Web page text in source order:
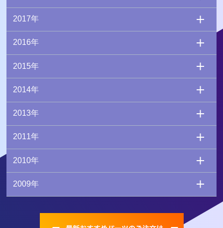
2017年
2016年
2015年
2014年
2013年
2011年
2010年
2009年